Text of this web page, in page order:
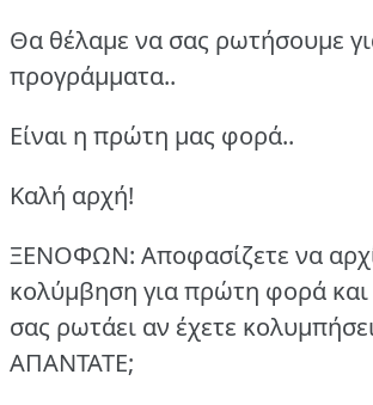
Θα θέλαμε να σας ρωτήσουμε
προγράμματα..
Είναι η πρώτη μας φορά..
Καλή αρχή!
ΞΕΝΟΦΩΝ: Αποφασίζετε να
κολύμβηση για πρώτη φορά
σας ρωτάει αν έχετε
ΑΠΑΝΤΑΤΕ;